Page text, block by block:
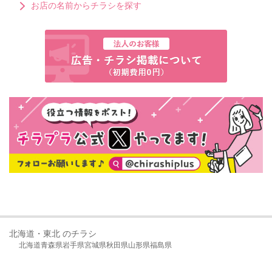
お店の名前からチラシを探す
北海道・東北 のチラシ
北海道青森県岩手県宮城県秋田県山形県福島県